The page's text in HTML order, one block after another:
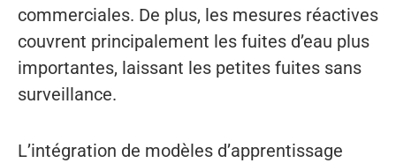
commerciales. De plus, les mesures réactives
couvrent principalement les fuites d’eau plus
importantes, laissant les petites fuites sans
surveillance.
L’intégration de modèles d’apprentissage